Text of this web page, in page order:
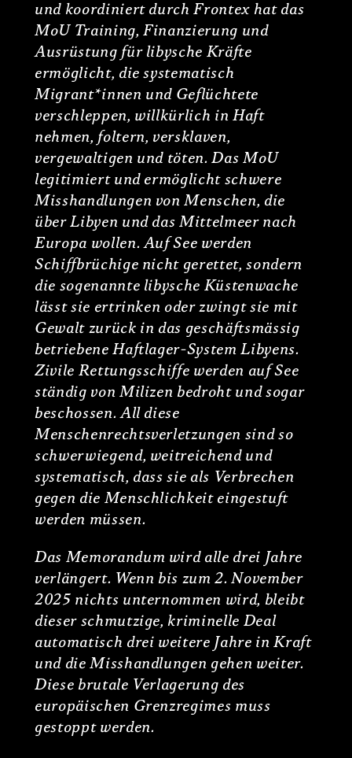
und koordiniert durch Frontex hat das
MoU Training, Finanzierung und
Ausrüstung für libysche Kräfte
ermöglicht, die systematisch
Migrant*innen und Geflüchtete
verschleppen, willkürlich in Haft
nehmen, foltern, versklaven,
vergewaltigen und töten. Das MoU
legitimiert und ermöglicht schwere
Misshandlungen von Menschen, die
über Libyen und das Mittelmeer nach
Europa wollen. Auf See werden
Schiffbrüchige nicht gerettet, sondern
die sogenannte libysche Küstenwache
lässt sie ertrinken oder zwingt sie mit
Gewalt zurück in das geschäftsmässig
betriebene Haftlager-System Libyens.
Zivile Rettungsschiffe werden auf See
ständig von Milizen bedroht und sogar
beschossen. All diese
Menschenrechtsverletzungen sind so
schwerwiegend, weitreichend und
systematisch, dass sie als Verbrechen
gegen die Menschlichkeit eingestuft
werden müssen.
Das Memorandum wird alle drei Jahre
verlängert. Wenn bis zum 2. November
2025 nichts unternommen wird, bleibt
dieser schmutzige, kriminelle Deal
automatisch drei weitere Jahre in Kraft
und die Misshandlungen gehen weiter.
Diese brutale Verlagerung des
europäischen Grenzregimes muss
gestoppt werden.